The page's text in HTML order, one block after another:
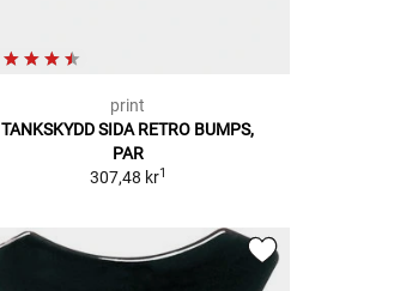
print
TANKSKYDD SIDA RETRO BUMPS,
PAR
307,48 kr1